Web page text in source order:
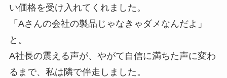
い価格を受け入れてくれました。
「Aさんの会社の製品じゃなきゃダメなんだよ」
と。
A社長の震える声が、やがて自信に満ちた声に変わ
るまで、私は隣で伴走しました。